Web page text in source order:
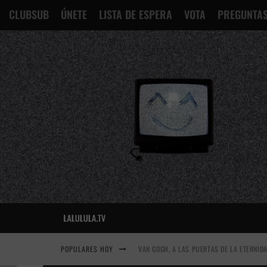
CLUBSUB ÚNETE LISTA DE ESPERA VOTA
POPULARES HOY VAN GOGH, A LAS PUERTAS DE LA